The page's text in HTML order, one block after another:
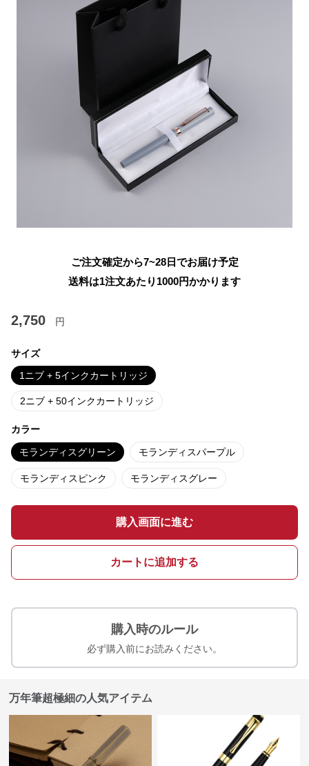
ご注文確定から7~28日でお届け予定
送料は1注文あたり 1000円かかります
2,750 円
サイズ
1ニブ + 5インクカートリッジ
2ニブ + 50インクカートリッジ
カラー
モランディスグリーン モランディスパープル
モランディスピンク モランディスグレー
購入画面に進む
カートに追加する
購入時のルール
必ず購入前にお読みください。
万年筆超極細の人気アイテム